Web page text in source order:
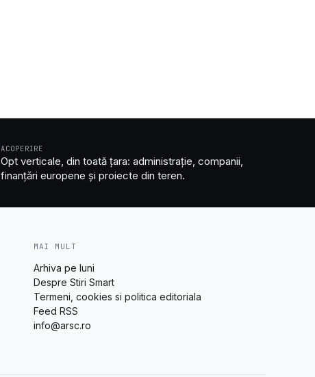
ACOPERIRE
Opt verticale, din toată țara: administrație, companii,
finanțări europene și proiecte din teren.
MAI MULT
Arhiva pe luni
Despre Stiri Smart
Termeni, cookies si politica editoriala
Feed RSS
info@arsc.ro